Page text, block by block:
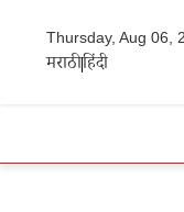
Thursday, Aug 06,
मराठीहिंदी